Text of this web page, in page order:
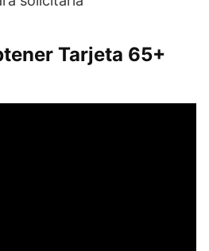
Tarjeta 65+